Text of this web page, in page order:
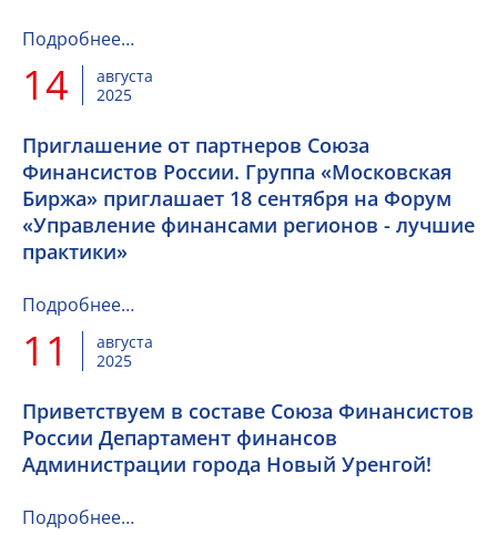
Подробнее…
14
августа
2025
Приглашение от партнеров Союза
Финансистов России. Группа «Московская
Биржа» приглашает 18 сентября на Форум
«Управление финансами регионов - лучшие
практики»
Подробнее…
11
августа
2025
Приветствуем в составе Союза Финансистов
России Департамент финансов
Администрации города Новый Уренгой!
Подробнее…